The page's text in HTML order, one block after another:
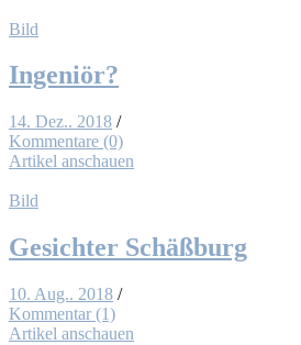
Bild
In­ge­niör?
14. Dez.. 2018 /
Kommentare (0)
Artikel anschauen
Bild
Ge­sich­ter Schäß­burg
10. Aug.. 2018 /
Kommentar (1)
Artikel anschauen